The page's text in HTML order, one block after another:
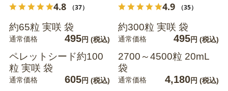
4.8 （37）
約65粒 実咲 袋
通常価格 495円 (税込)
ペレットシード約100
粒 実咲 袋
通常価格 605円 (税込)
4.9 （35）
約300粒 実咲 袋
通常価格 495円 (税込)
2700～4500粒 20mL
袋
通常価格 4,180円 (税込)